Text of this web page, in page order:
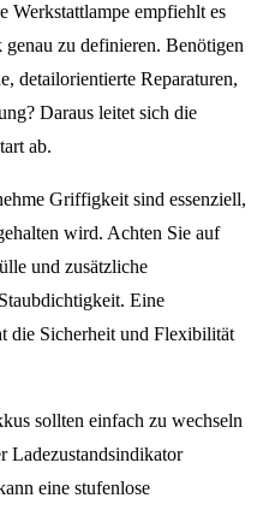
empfiehlt es
zu definieren. Benötigen
detailorientierte Reparaturen,
Daraus leitet sich die
ab.
Griffigkeit sind essenziell,
wird. Achten Sie auf
und zusätzliche
Eine
die Sicherheit und Flexibilität
sollten einfach zu wechseln
Ladezustandsindikator
eine stufenlose